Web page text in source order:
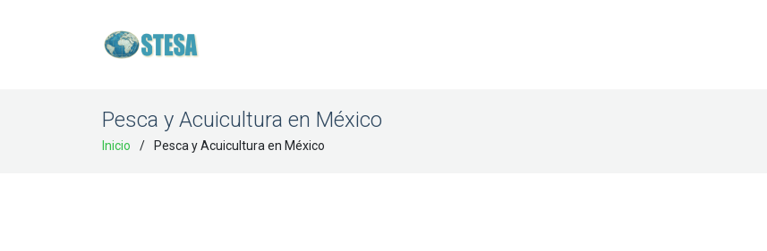
Pesca y Acuicultura en México
Inicio Pesca y Acuicultura en México